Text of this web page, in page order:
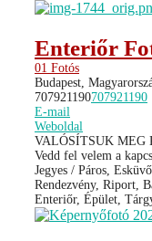
Enteriőr
01 Fotós
Budapest,
707921190707921190
E-mail
Weboldal
VALÓSÍTSUK MEG
Vedd fel velem a
Jegyes / Páros,
Rendezvény, Riport,
Enteriőr, Épület,